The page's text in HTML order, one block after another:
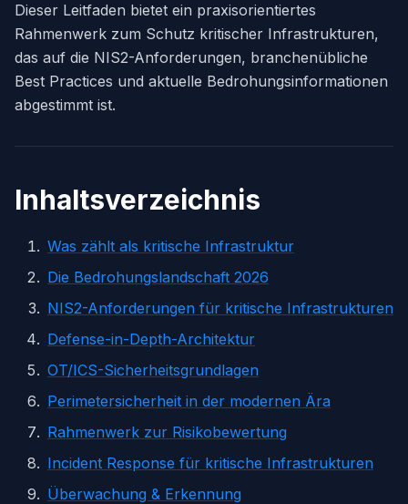
Dieser Leitfaden bietet ein praxisorientiertes
Rahmenwerk zum Schutz kritischer Infrastrukturen,
das auf die NIS2-Anforderungen, branchenübliche
Best Practices und aktuelle Bedrohungsinformationen
abgestimmt ist.
Inhaltsverzeichnis
Was zählt als kritische Infrastruktur
Die Bedrohungslandschaft 2026
NIS2-Anforderungen für kritische Infrastrukturen
Defense-in-Depth-Architektur
OT/ICS-Sicherheitsgrundlagen
Perimetersicherheit in der modernen Ära
Rahmenwerk zur Risikobewertung
Incident Response für kritische Infrastrukturen
Überwachung & Erkennung